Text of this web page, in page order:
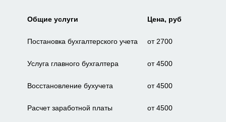
Общие услуги Цена, руб
Постановка бухгалтерского учета от 2700
Услуга главного бухгалтера от 4500
Восстановление бухучета от 4500
Расчет заработной платы от 4500